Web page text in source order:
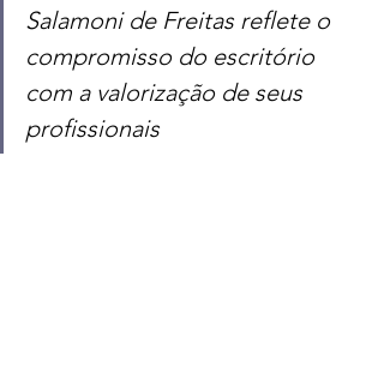
Salamoni de Freitas reflete o
compromisso do escritório
com a valorização de seus
profissionais